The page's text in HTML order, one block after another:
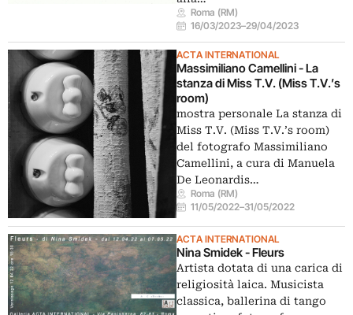
Roma (RM)
16/03/2023–29/04/2023
ACTA INTERNATIONAL
Massimiliano Camellini - La
stanza di Miss T.V. (Miss T.V.’s
room)
mostra personale La stanza di
Miss T.V. (Miss T.V.’s room)
del fotografo Massimiliano
Camellini, a cura di Manuela
De Leonardis…
Roma (RM)
11/05/2022–31/05/2022
ACTA INTERNATIONAL
Nina Smidek - Fleurs
Artista dotata di una carica di
religiosità laica. Musicista
classica, ballerina di tango